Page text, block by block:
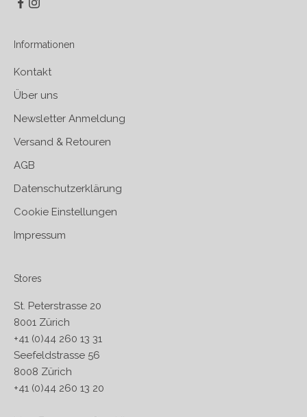
Informationen
Kontakt
Über uns
Newsletter Anmeldung
Versand & Retouren
AGB
Datenschutzerklärung
Cookie Einstellungen
Impressum
Stores
St. Peterstrasse 20
8001 Zürich
+41 (0)44 260 13 31
Seefeldstrasse 56
8008 Zürich
+41 (0)44 260 13 20